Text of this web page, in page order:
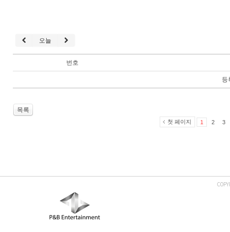
오늘
번호
등
목록
첫 페이지 1 2 3